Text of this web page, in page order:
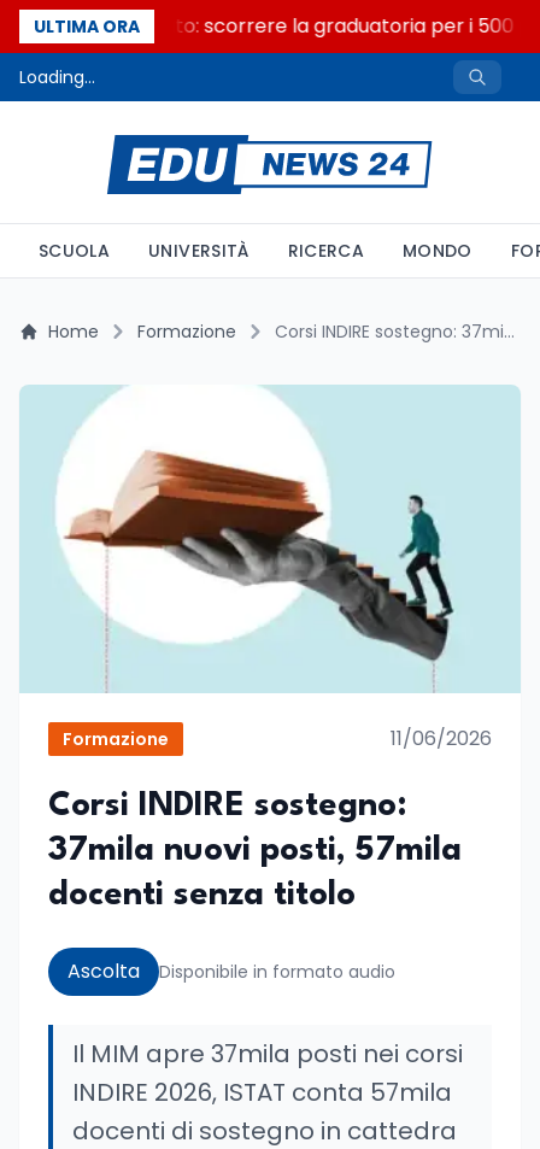
ULTIMA ORA
Consiglio di Stato: scorrere la graduatoria per i 500
Loading...
SCUOLA UNIVERSITÀ RICERCA MONDO
Home Formazione Corsi INDIRE sostegno: 37mila nuovi posti, 57mila docenti senza titolo
Formazione 11/06/2026
Corsi INDIRE sostegno:
37mila nuovi posti, 57mila
docenti senza titolo
Ascolta Disponibile in formato audio
Il MIM apre 37mila posti nei corsi
INDIRE 2026, ISTAT conta 57mila
docenti di sostegno in cattedra